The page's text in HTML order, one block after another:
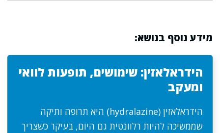
מידע נוסף בנושא:
הידראלאזין: שימושים, תופעות לוואי
ומעקב
הידראלאזין (hydralazine) היא תרופה ותיקה
שממשיכה להיות רלוונטית גם היום, בעיקר כשצריך